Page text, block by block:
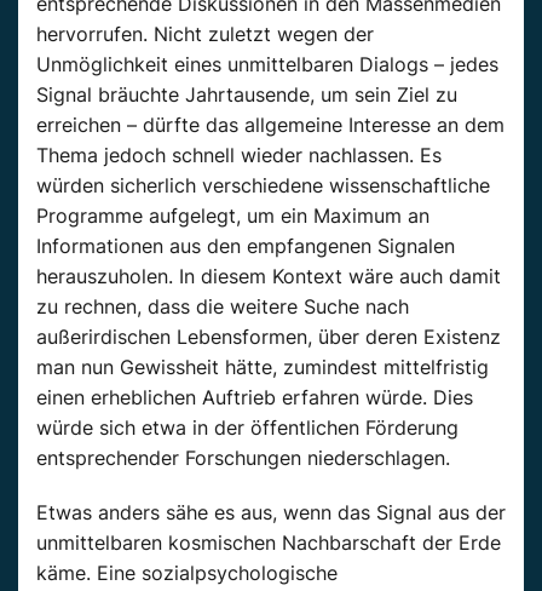
hervorrufen. Nicht zuletzt wegen der
Unmöglichkeit eines unmittelbaren Dialogs – jedes
Signal bräuchte Jahrtausende, um sein Ziel zu
erreichen – dürfte das allgemeine Interesse an dem
Thema jedoch schnell wieder nachlassen. Es
würden sicherlich verschiedene wissenschaftliche
Programme aufgelegt, um ein Maximum an
Informationen aus den empfangenen Signalen
herauszuholen. In diesem Kontext wäre auch damit
zu rechnen, dass die weitere Suche nach
außerirdischen Lebensformen, über deren Existenz
man nun Gewissheit hätte, zumindest mittelfristig
einen erheblichen Auftrieb erfahren würde. Dies
würde sich etwa in der öffentlichen Förderung
entsprechender Forschungen niederschlagen.
Etwas anders sähe es aus, wenn das Signal aus der
unmittelbaren kosmischen Nachbarschaft der Erde
käme. Eine sozialpsychologische